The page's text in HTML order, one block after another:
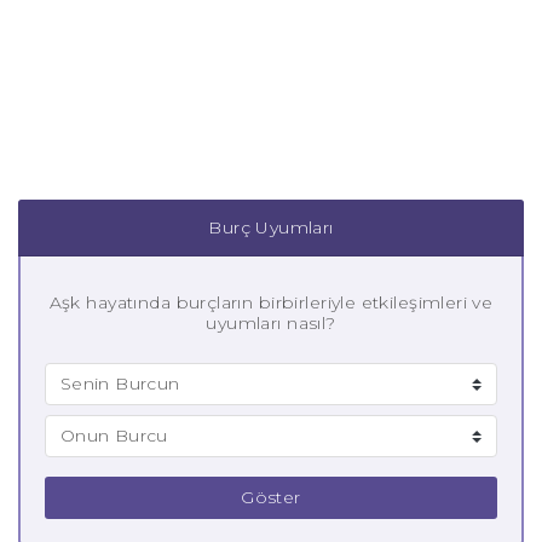
Burç Uyumları
Aşk hayatında burçların birbirleriyle etkileşimleri ve
uyumları nasıl?
Göster